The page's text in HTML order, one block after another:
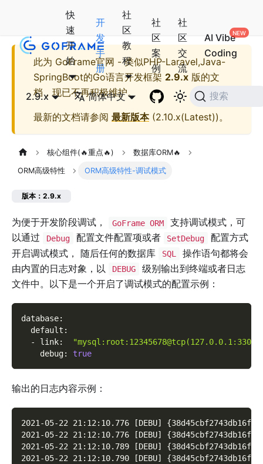
快
速
开
始
开
发
手
册
社
区
教
程
社
区
案
例
社
区
交
流
AI Vibe
Coding
2.9.x 简体中文 搜索
此为 GoFrame官网 - 类似PHP-Laravel,Java-
SpringBoot的Go语言开发框架 2.9.x 版的文
档，现已不再积极维护。
最新的文档请参阅 最新版本(2.10.x(Latest))。
核心组件(🔥重点🔥) 数据库ORM🔥
ORM高级特性 ORM高级特性-调试模式
版本：2.9.x
为便于开发阶段调试， GoFrame ORM
支持调试模式，可
以通过
Debug 配置文件配置项或者 SetDebug
配置方式
开启调试模式， 随后任何的数据库
SQL
操作语句都将会
由内置的日志对象，以
DEBUG
级别输出到终端或者日志
文件中。以下是一个开启了调试模式的配置示例：
database:
default :
-
link:
debug: true
输出的日志内容示例：
2021-05-22 21:12:10.776 [DEBU]
2021-05-22 21:12:10.776 [DEBU]
2021-05-22 21:12:10.789 [DEBU]
2021-05-22 21:12:10.790 [DEBU]